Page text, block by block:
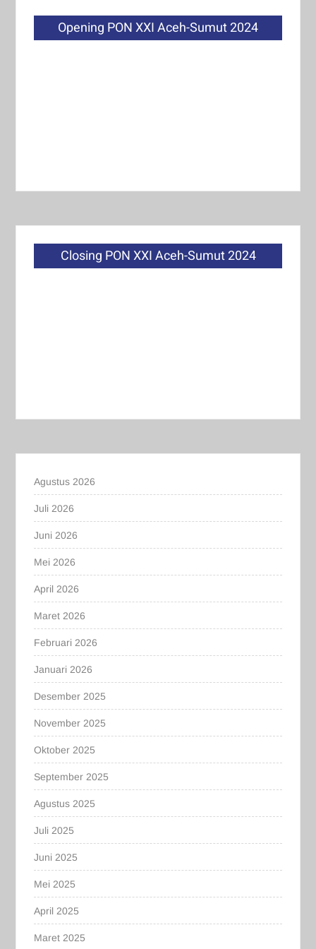
Opening PON XXI Aceh-Sumut 2024
Closing PON XXI Aceh-Sumut 2024
Agustus 2026
Juli 2026
Juni 2026
Mei 2026
April 2026
Maret 2026
Februari 2026
Januari 2026
Desember 2025
November 2025
Oktober 2025
September 2025
Agustus 2025
Juli 2025
Juni 2025
Mei 2025
April 2025
Maret 2025